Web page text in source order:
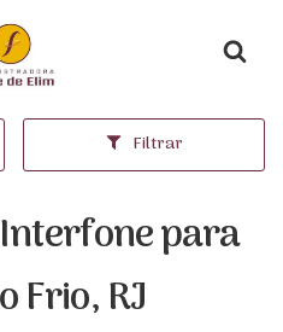
inicial
Filtrar
para
Frio, RJ